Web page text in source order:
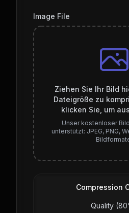
Image File
Ziehen Sie Ihr Bild
Dateigröße zu
klicken Sie, um
Unser kostenloser
unterstützt: JPEG, PNG,
Compression
Quality (80